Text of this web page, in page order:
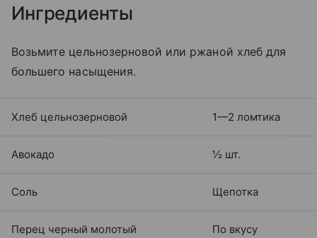
Ингредиенты
Возьмите цельнозерновой или ржаной хлеб для
большего насыщения.
Хлеб цельнозерновой 1—2 ломтика
Авокадо ½ шт.
Соль Щепотка
Перец черный молотый По вкусу